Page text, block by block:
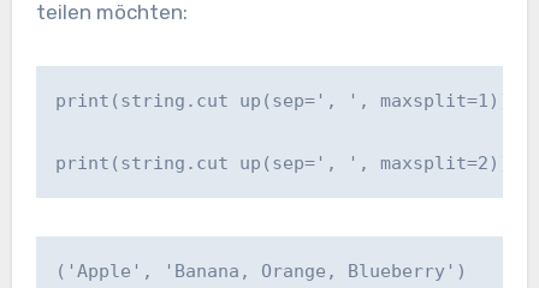
teilen möchten:
print(string.cut up(sep=', ', maxsplit=1))
print(string.cut up(sep=', ', maxsplit=2))
('Apple', 'Banana, Orange, Blueberry')